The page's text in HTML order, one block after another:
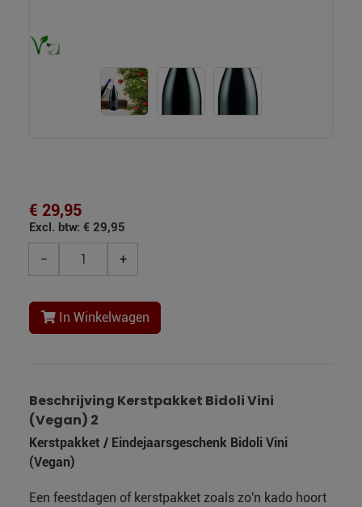
€ 29,95
Excl. btw: € 29,95
− +
In Winkelwagen
Beschrijving Kerstpakket Bidoli Vini
(Vegan) 2
Kerstpakket / Eindejaarsgeschenk Bidoli Vini
(Vegan)
Een feestdagen of kerstpakket zoals zo'n kado hoort